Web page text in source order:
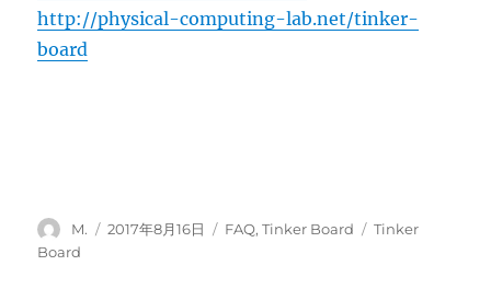
http://physical-computing-lab.net/tinker-
board
投
稿
M.
投
2017年8月16日
カ
FAQ,Tinker Board
タ
Tinker
Board